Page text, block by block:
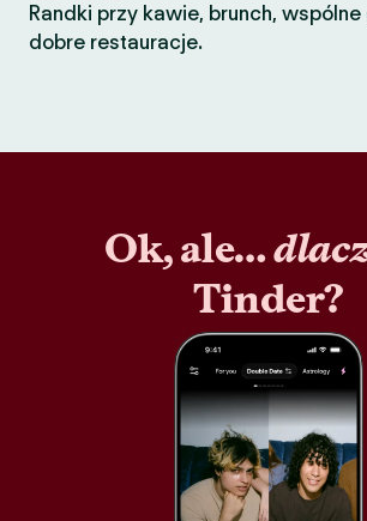
Randki przy kawie, brunch,
dobre restauracje.
Ok, ale…
Tinder?